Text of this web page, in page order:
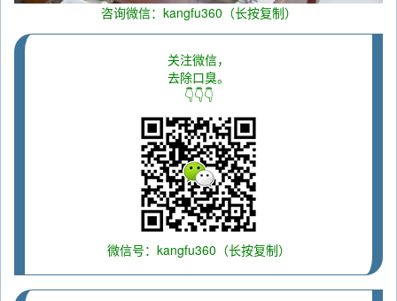
咨询微信：kangfu360（长按复制）
关注微信，
去除口臭。
👇👇👇
微信号：kangfu360（长按复制）